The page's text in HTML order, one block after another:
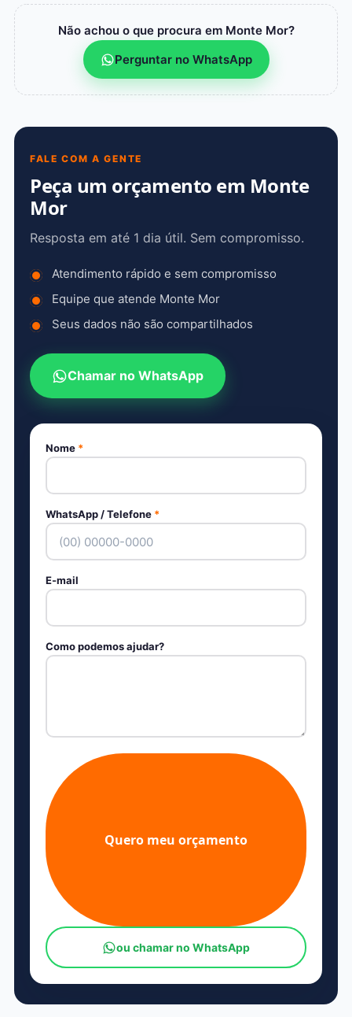
Não achou o que procura em Monte Mor?
Perguntar no WhatsApp
FALE COM A GENTE
Peça um orçamento em Monte
Mor
Resposta em até 1 dia útil. Sem compromisso.
Atendimento rápido e sem compromisso
Equipe que atende Monte Mor
Seus dados não são compartilhados
Chamar no WhatsApp
Nome *
WhatsApp / Telefone *
E-mail
Como podemos ajudar?
Quero meu orçamento
ou chamar no WhatsApp